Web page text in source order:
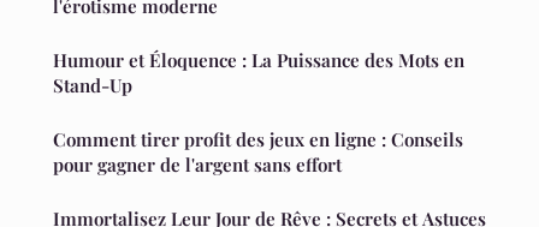
l'érotisme moderne
Humour et Éloquence : La Puissance des Mots en
Stand-Up
Comment tirer profit des jeux en ligne : Conseils
pour gagner de l'argent sans effort
Immortalisez Leur Jour de Rêve : Secrets et Astuces